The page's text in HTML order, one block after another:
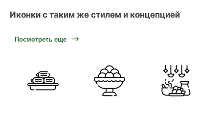
Иконки с таким же стилем и концепцией
Посмотреть еще